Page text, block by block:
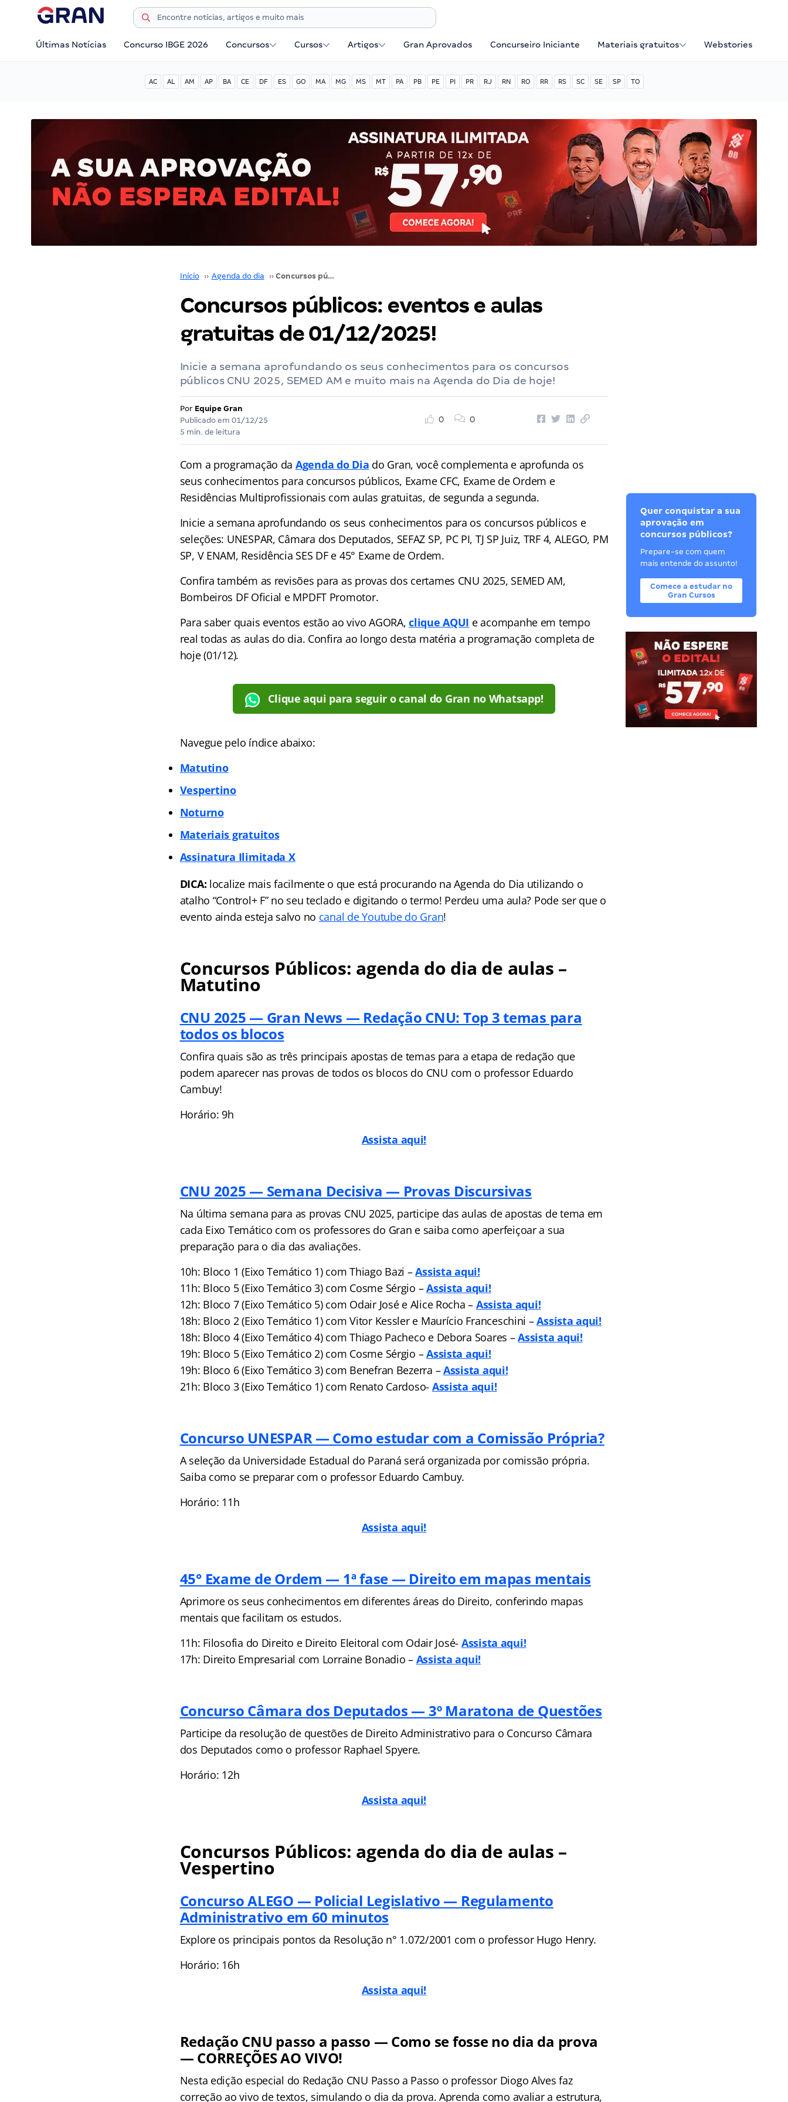
Últimas Notícias Concurso IBGE 2026 Concursos Cursos Artigos Gran Aprovados Concurseiro Iniciante Materiais gratuitos Webstories
AC AL AM AP BA CE DF ES GO MA MG MS MT PA PB PE PI PR RJ RN RO RR RS SC SE SP TO
Início ›› Agenda do dia ›› Concursos públicos: eventos e aulas gratuitas de 01/12/2025!
Concursos públicos: eventos e aulas
gratuitas de 01/12/2025!
Inicie a semana aprofundando os seus conhecimentos para os concursos
públicos CNU 2025, SEMED AM e muito mais na Agenda do Dia de hoje!
Por Equipe Gran
Publicado em 01/12/25
5 min. de leitura
0 0
Com a programação da Agenda do Dia do Gran, você complementa e aprofunda os
seus conhecimentos para concursos públicos, Exame CFC, Exame de Ordem e
Residências Multiprofissionais com aulas gratuitas, de segunda a segunda.
Inicie a semana aprofundando os seus conhecimentos para os concursos públicos e
seleções: UNESPAR, Câmara dos Deputados, SEFAZ SP, PC PI, TJ SP Juiz, TRF 4, ALEGO, PM
SP, V ENAM, Residência SES DF e 45° Exame de Ordem.
Confira também as revisões para as provas dos certames CNU 2025, SEMED AM,
Bombeiros DF Oficial e MPDFT Promotor.
Para saber quais eventos estão ao vivo AGORA,clique AQUI e acompanhe em tempo
real todas as aulas do dia. Confira ao longo desta matéria a programação completa de
hoje (01/12).
Clique aqui para seguir o canal do Gran no Whatsapp!
Navegue pelo índice abaixo:
Matutino
Vespertino
Noturno
Materiais gratuitos
Assinatura Ilimitada X
DICA: localize mais facilmente o que está procurando na Agenda do Dia utilizando o
atalho “Control+ F” no seu teclado e digitando o termo! Perdeu uma aula? Pode ser que o
evento ainda esteja salvo no canal de Youtube do Gran!
Concursos Públicos: agenda do dia de aulas –
Matutino
CNU 2025 — Gran News — Redação CNU: Top 3 temas para
todos os blocos
Confira quais são as três principais apostas de temas para a etapa de redação que
podem aparecer nas provas de todos os blocos do CNU com o professor Eduardo
Cambuy!
Horário: 9h
Assista aqui!
CNU 2025 — Semana Decisiva — Provas Discursivas
Na última semana para as provas CNU 2025, participe das aulas de apostas de tema em
cada Eixo Temático com os professores do Gran e saiba como aperfeiçoar a sua
preparação para o dia das avaliações.
10h: Bloco 1 (Eixo Temático 1) com Thiago Bazi –Assista aqui!
11h: Bloco 5 (Eixo Temático 3) com Cosme Sérgio –Assista aqui!
12h: Bloco 7 (Eixo Temático 5) com Odair José e Alice Rocha – Assista aqui!
18h: Bloco 2 (Eixo Temático 1) com Vitor Kessler e Maurício Franceschini –Assista aqui!
18h: Bloco 4 (Eixo Temático 4) com Thiago Pacheco e Debora Soares –Assista aqui!
19h: Bloco 5 (Eixo Temático 2) com Cosme Sérgio –Assista aqui!
19h: Bloco 6 (Eixo Temático 3) com Benefran Bezerra –Assista aqui!
21h: Bloco 3 (Eixo Temático 1) com Renato Cardoso- Assista aqui!
Concurso UNESPAR — Como estudar com a Comissão Própria?
A seleção da Universidade Estadual do Paraná será organizada por comissão própria.
Saiba como se preparar com o professor Eduardo Cambuy.
Horário: 11h
Assista aqui!
45° Exame de Ordem — 1ª fase — Direito em mapas mentais
Aprimore os seus conhecimentos em diferentes áreas do Direito, conferindo mapas
mentais que facilitam os estudos.
11h: Filosofia do Direito e Direito Eleitoral com Odair José- Assista aqui!
17h: Direito Empresarial com Lorraine Bonadio – Assista aqui!
Concurso Câmara dos Deputados — 3º Maratona de Questões
Participe da resolução de questões de Direito Administrativo para o Concurso Câmara
dos Deputados como o professor Raphael Spyere.
Horário: 12h
Assista aqui!
Concursos Públicos: agenda do dia de aulas –
Vespertino
Concurso ALEGO — Policial Legislativo — Regulamento
Administrativo em 60 minutos
Explore os principais pontos da Resolução n° 1.072/2001 com o professor Hugo Henry.
Horário: 16h
Assista aqui!
Redação CNU passo a passo — Como se fosse no dia da prova
— CORREÇÕES AO VIVO!
Nesta edição especial do Redação CNU Passo a Passo o professor Diogo Alves faz
correção ao vivo de textos, simulando o dia da prova. Aprenda como avaliar a estrutura,
Quer conquistar a sua
aprovação em
concursos públicos?
Prepare-se com quem
mais entende do assunto!
Comece a estudar no
Gran Cursos